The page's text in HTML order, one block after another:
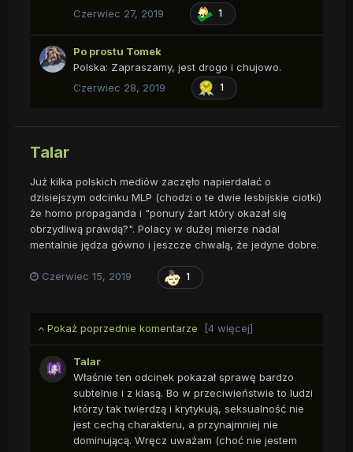
Czerwiec 27, 2019
1
Po prostu Tomek
Polska: Zapraszamy, jest drogo i chujowo.
Czerwiec 28, 2019
1
Talar
Już kilka polskich mediów zaczęło napierdalać o
dzisiejszym odcinku MLP (chodzi o te dwie lesbijskie ciotki)
że homo propaganda i "ponury żart który okazał się
obrzydliwą prawdą?". Polacy w dużej mierze nadal
mentalnie jędza gówno i jeszcze chwalą, że jedyne dobre.
Czerwiec 15, 2019 1
Pokaż poprzednie komentarze [4 więcej]
Talar
Właśnie ten odcinek pokazał sprawę bardzo
subtelnie i z klasą. Bo w przeciwieństwie to ludzi
którzy tak twierdzą i krytykują, seksualność nie
jest cechą charakteru, a przynajmniej nie
dominującą. Wręcz uważam (choć nie jestem